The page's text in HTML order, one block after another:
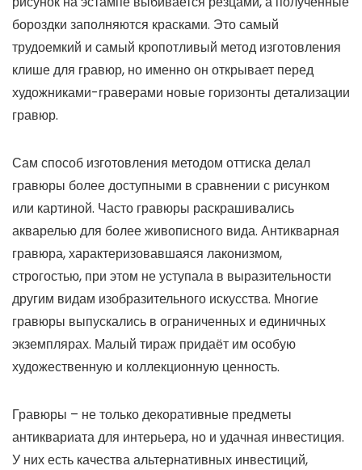
бороздки заполняются красками. Это самый
трудоемкий и самый кропотливый метод изготовления
клише для гравюр, но именно он открывает перед
художниками-граверами новые горизонты детализации
гравюр.
Сам способ изготовления методом оттиска делал
гравюры более доступными в сравнении с рисунком
или картиной. Часто гравюры раскрашивались
акварелью для более живописного вида. Антикварная
гравюра, характеризовавшаяся лаконизмом,
строгостью, при этом не уступала в выразительности
другим видам изобразительного искусства. Многие
гравюры выпускались в ограниченных и единичных
экземплярах. Малый тираж придаёт им особую
художественную и коллекционную ценность.
Гравюры – не только декоративные предметы
антиквариата для интерьера, но и удачная инвестиция.
У них есть качества альтернативных инвестиций,